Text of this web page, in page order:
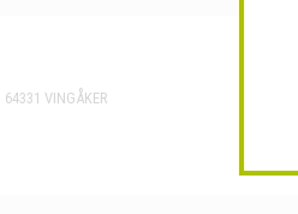
64331 VINGÅKER